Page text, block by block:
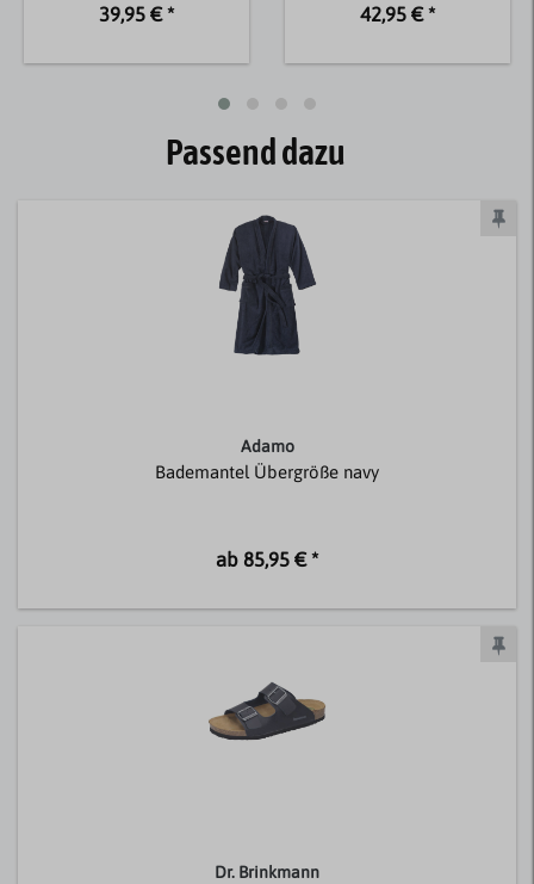
39,95 € * 42,95 € *
Passend dazu
Adamo
Bademantel Übergröße navy
ab 85,95 € *
Dr. Brinkmann